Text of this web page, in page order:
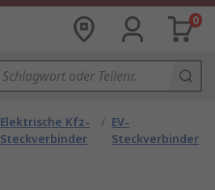
0
Elektrische Kfz-
Steckverbinder
/ EV-
Steckverbinder